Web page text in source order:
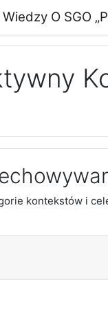
O SGO
kontekstów i